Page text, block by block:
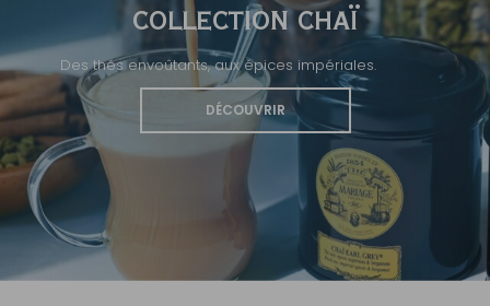
COLLECTION CHAÏ
Des thés envoûtants, aux épices impériales.
DÉCOUVRIR